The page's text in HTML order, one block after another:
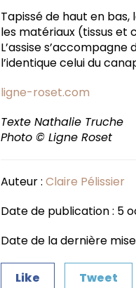
Tapissé de haut en
les matériaux (tissus et
L’assise
l’identique celui du
ligne-roset.com
Texte Nathalie Truche
Photo © Ligne Roset
Auteur : Claire Pélissier
Date de publication : 5
Date de la dernière mise
Like Tweet